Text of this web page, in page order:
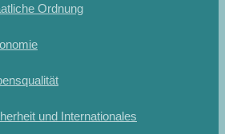
Ordnung
und Internationales